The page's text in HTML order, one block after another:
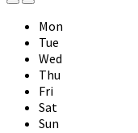
Previous
Month
Next
Month
Mon
Tue
Wed
Thu
Fri
Sat
Sun